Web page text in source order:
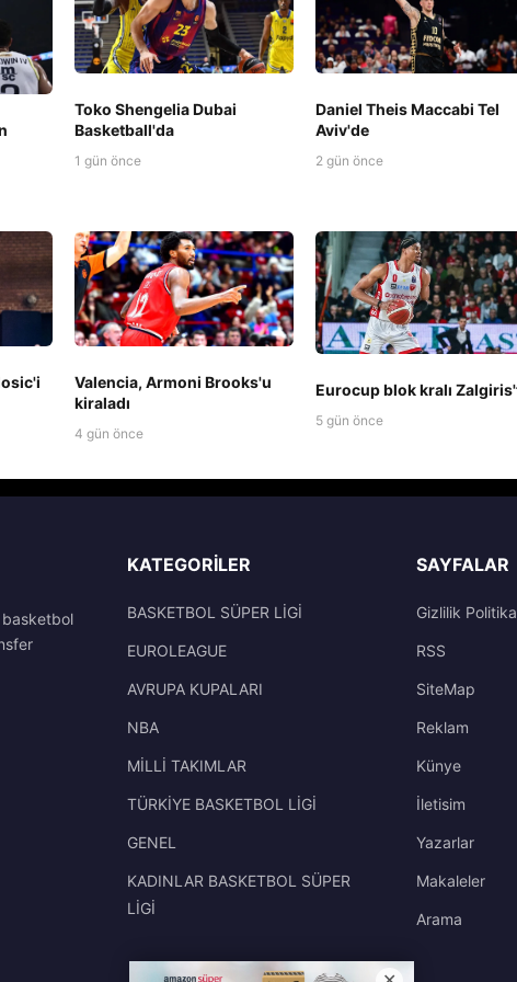
Toko Shengelia Dubai
Basketball'da
1 gün önce
Daniel Theis Maccabi Tel
Aviv'de
2 gün önce
Valencia, Armoni Brooks'u
kiraladı
4 gün önce
Eurocup blok kralı
5 gün önce
basketbol
KATEGORILER
BASKETBOL SÜPER LİGİ
EUROLEAGUE
AVRUPA KUPALARI
NBA
MİLLİ TAKIMLAR
TÜRKİYE BASKETBOL LİGİ
GENEL
KADINLAR BASKETBOL SÜPER
LİGİ
SAYFALAR
Gizlilik
RSS
SiteMap
Reklam
Künye
İletisim
Yazarlar
Makaleler
Arama